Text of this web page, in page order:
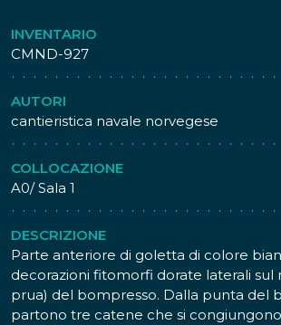
INVENTARIO
CMND-927
AUTORI
cantieristica navale norvegese
COLLOCAZIONE
A0/ Sala 1
DESCRIZIONE
Parte anteriore di goletta di colore
decorazioni fitomorfi dorate laterali sul
prua) del bompresso. Dalla punta del
partono tre catene che si